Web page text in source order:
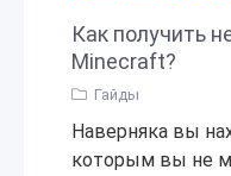
Как получить
Minecraft?
Гайды
Наверняка вы
которым вы не